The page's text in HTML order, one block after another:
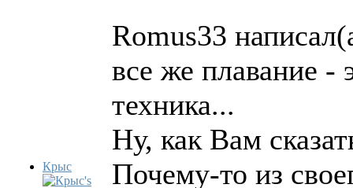
Крыс
Romus33
все же плавание -
техника...
Ну, как Вам
Почему-то из